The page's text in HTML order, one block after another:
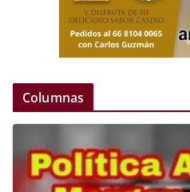
Columnas